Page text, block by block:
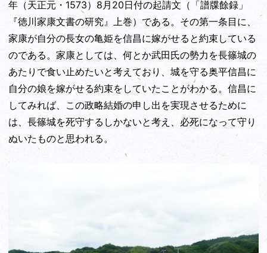
年（天正元・1573）8月20日付の起請文（「譜牒餘録」
『徳川家康文書の研究』上巻）である。その第一条目に、
家康が自分の長女の亀姫を信昌に嫁がせると約束している
のである。家康としては、何とか武田氏の勢力を長篠城の
あたりで食い止めたいと考えており、城を守る奥平信昌に
自分の娘を嫁がせる約束をしていたことがわかる。信昌に
してみれば、この政略結婚の申し出を実現させるために
は、長篠城を死守するしかないと考え、必死になって守り
ぬいたものと思われる。